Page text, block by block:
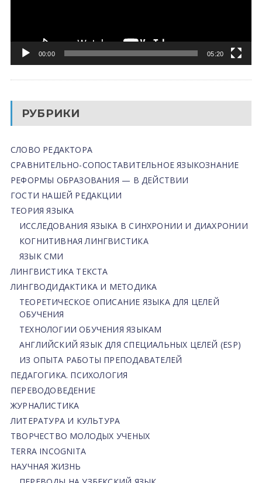
00:00 05:20
РУБРИКИ
СЛОВО РЕДАКТОРА
СРАВНИТЕЛЬНО-СОПОСТАВИТЕЛЬНОЕ ЯЗЫКОЗНАНИЕ
РЕФОРМЫ ОБРАЗОВАНИЯ — В ДЕЙСТВИИ
ГОСТИ НАШЕЙ РЕДАКЦИИ
ТЕОРИЯ ЯЗЫКА
ИССЛЕДОВАНИЯ ЯЗЫКА В СИНХРОНИИ И ДИАХРОНИИ
КОГНИТИВНАЯ ЛИНГВИСТИКА
ЯЗЫК СМИ
ЛИНГВИСТИКА ТЕКСТА
ЛИНГВОДИДАКТИКА И МЕТОДИКА
ТЕОРЕТИЧЕСКОЕ ОПИСАНИЕ ЯЗЫКА ДЛЯ ЦЕЛЕЙ
ОБУЧЕНИЯ
ТЕХНОЛОГИИ ОБУЧЕНИЯ ЯЗЫКАМ
АНГЛИЙСКИЙ ЯЗЫК ДЛЯ СПЕЦИАЛЬНЫХ ЦЕЛЕЙ (ESP)
ИЗ ОПЫТА РАБОТЫ ПРЕПОДАВАТЕЛЕЙ
ПЕДАГОГИКА. ПСИХОЛОГИЯ
ПЕРЕВОДОВЕДЕНИЕ
ЖУРНАЛИСТИКА
ЛИТЕРАТУРА И КУЛЬТУРА
ТВОРЧЕСТВО МОЛОДЫХ УЧЕНЫХ
TERRA INCOGNITA
НАУЧНАЯ ЖИЗНЬ